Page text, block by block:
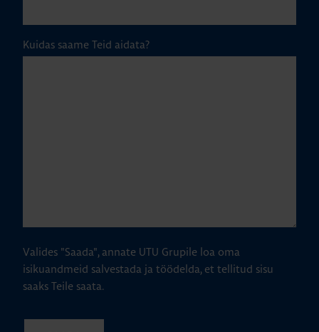
Kuidas saame Teid aidata?
Valides "Saada", annate UTU Grupile loa oma
isikuandmeid salvestada ja töödelda, et tellitud sisu
saaks Teile saata.